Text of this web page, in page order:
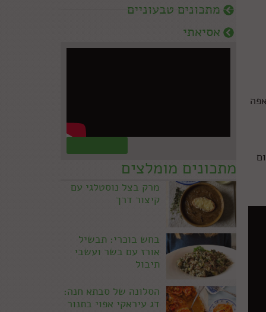
מתכונים טבעוניים
אסיאתי
מתכונים מומלצים
מרק בצל נוסטלגי עם
קיצור דרך
בחש בוכרי: תבשיל
אורז עם בשר ועשבי
תיבול
הסלונה של סבתא חנה:
דג עיראקי אפוי בתנור